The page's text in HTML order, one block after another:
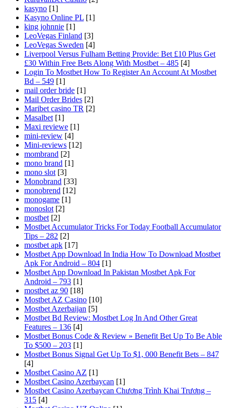
kasyno [1]
Kasyno Online PL [1]
king johnnie [1]
LeoVegas Finland [3]
LeoVegas Sweden [4]
Liverpool Versus Fulham Betting Provide: Bet £10 Plus Get
£30 Within Free Bets Along With Mostbet – 485 [4]
Login To Mostbet How To Register An Account At Mostbet
Bd – 549 [1]
mail order bride [1]
Mail Order Brides [2]
Maribet casino TR [2]
Masalbet [1]
Maxi reviewe [1]
mini-review [4]
Mini-reviews [12]
mombrand [2]
mono brand [1]
mono slot [3]
Monobrand [33]
monobrend [12]
monogame [1]
monoslot [2]
mostbet [2]
Mostbet Accumulator Tricks For Today Football Accumulator
Tips – 282 [2]
mostbet apk [17]
Mostbet App Download In India How To Download Mostbet
Apk For Android – 804 [1]
Mostbet App Download In Pakistan Mostbet Apk For
Android – 793 [1]
mostbet az 90 [18]
Mostbet AZ Casino [10]
Mostbet Azerbaijan [5]
Mostbet Bd Review: Mostbet Log In And Other Great
Features – 136 [4]
Mostbet Bonus Code & Review » Benefit Bet Up To Be Able
To $500 – 203 [1]
Mostbet Bonus Signal Get Up To $1, 000 Benefit Bets – 847
[4]
Mostbet Casino AZ [1]
Mostbet Casino Azerbaycan [1]
Mostbet Casino Azerbaycan Chương Trình Khai Trương –
315 [4]